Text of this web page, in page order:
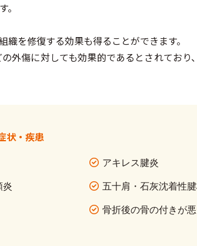
を修復する効果も得ることができます。
外傷に対しても効果的であるとされており
状・疾患
炎
アキレス腱炎
五十肩・石灰沈着性
骨折後の骨の付きが